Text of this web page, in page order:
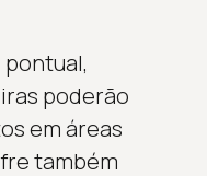
poderão
em áreas
também